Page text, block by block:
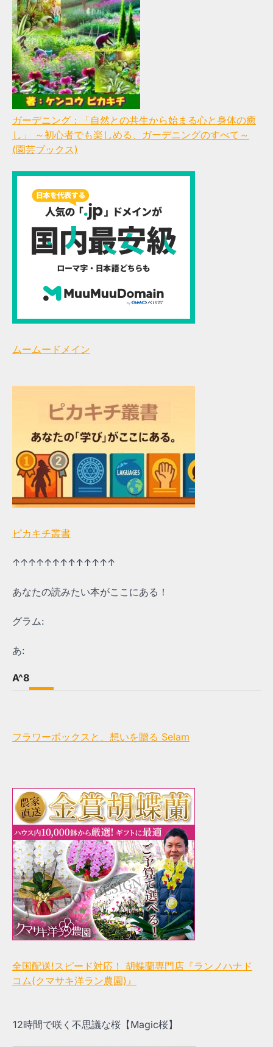
ガーデニング：「自然との共生から始まる心と身体の癒
し」 ～初心者でも楽しめる、ガーデニングのすべて～
(園芸ブックス)
ムームードメイン
ピカキチ叢書
↑↑↑↑↑↑↑↑↑↑↑↑↑
あなたの読みたい本がここにある！
グラム:
あ:
A^8
フラワーボックスと、想いを贈る Selam
全国配送!スピード対応！ 胡蝶蘭専門店『ランノハナド
コム(クマサキ洋ラン農園)』
12時間で咲く不思議な桜【Magic桜】